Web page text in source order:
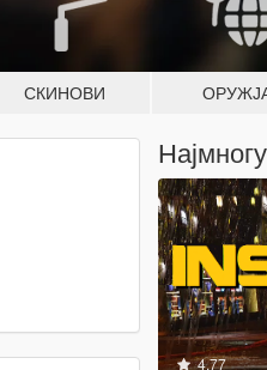
СКИНОВИ
4.77